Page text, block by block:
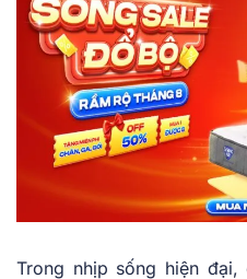
Trong nhịp sống hiện